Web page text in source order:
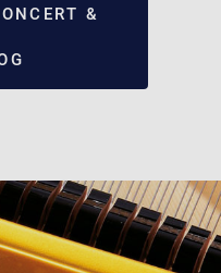
&